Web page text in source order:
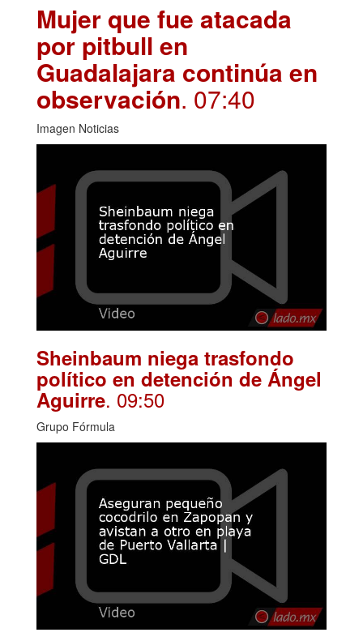
Mujer que fue atacada
por pitbull en
Guadalajara continúa en
observación. 07:40
Imagen Noticias
Sheinbaum niega trasfondo
político en detención de Ángel
Aguirre. 09:50
Grupo Fórmula